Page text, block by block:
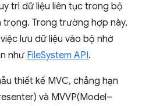
trì dữ liệu liên tục trong bộ
Trong trường hợp này,
lưu dữ liệu vào bộ nhớ
như FileSystem API.
thiết kế MVC, chẳng hạn
và MVVP(Model–